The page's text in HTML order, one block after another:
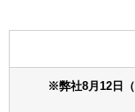
※弊社8月12日